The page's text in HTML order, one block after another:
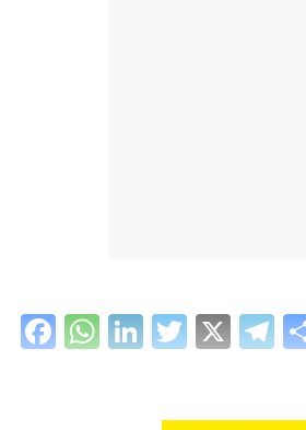
Facebook
WhatsApp
LinkedIn
Twitter
X